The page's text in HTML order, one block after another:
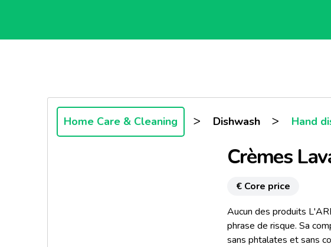
Home Care & Cleaning > Dishwash > Hand
Crèmes
€ Core price
Aucun des produits
phrase de risque. Sa
sans phtalates et sans